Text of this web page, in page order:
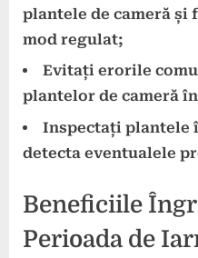
plantele de cameră
mod regulat;
Evitați erorile
plantelor de cameră
Inspectați plantele
detecta eventualele
Beneficiile
Perioada de